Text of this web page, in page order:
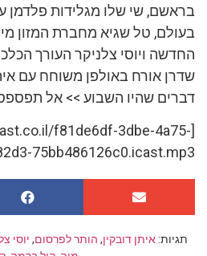
בראשם, שי שלו מגלידות פלדמן
בעולם, טל שגיא מחברת המזון
החדשה ויוסי צלניקר העורך
שדרן אורח באולפן משוחח עם
דברים שהיו השבוע >> אל
f81de6df-3dbe-4a75-
75bb486126c0.icast.mp3]
תגיות: איתן דובקין, הותר לפרסום, יוסי